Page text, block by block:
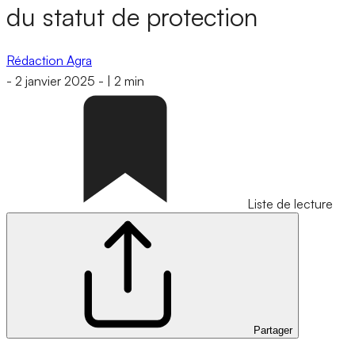
du statut de protection
Rédaction Agra
- 2 janvier 2025 - 2 min
Liste de lecture
Partager